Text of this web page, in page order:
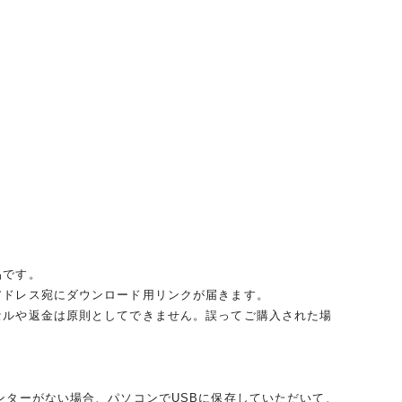
す。
レス宛にダウンロード用リンクが届きます。
や返金は原則としてできません。誤ってご購入された場
ーがない場合、パソコンでUSBに保存していただいて、